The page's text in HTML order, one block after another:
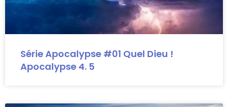
Série Apocalypse #01 Quel Dieu !
Apocalypse 4. 5